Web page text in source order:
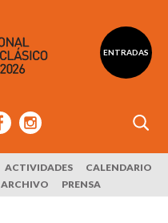
ENTRADAS
ACTIVIDADES
CALENDARIO
ARCHIVO PRENSA